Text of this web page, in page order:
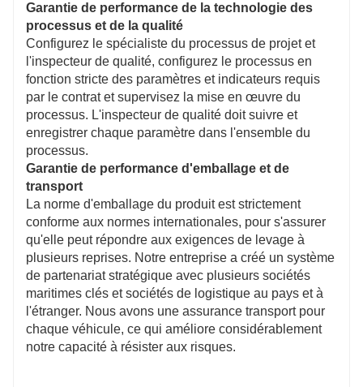
Garantie de performance de la technologie des
processus et de la qualité
Configurez le spécialiste du processus de projet et
l'inspecteur de qualité, configurez le processus en
fonction stricte des paramètres et indicateurs requis
par le contrat et supervisez la mise en œuvre du
processus. L'inspecteur de qualité doit suivre et
enregistrer chaque paramètre dans l'ensemble du
processus.
Garantie de performance d'emballage et de
transport
La norme d'emballage du produit est strictement
conforme aux normes internationales, pour s'assurer
qu'elle peut répondre aux exigences de levage à
plusieurs reprises. Notre entreprise a créé un système
de partenariat stratégique avec plusieurs sociétés
maritimes clés et sociétés de logistique au pays et à
l'étranger. Nous avons une assurance transport pour
chaque véhicule, ce qui améliore considérablement
notre capacité à résister aux risques.